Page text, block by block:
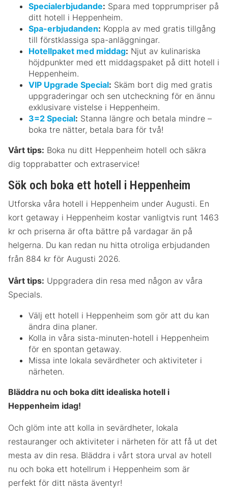
Specialerbjudande: Spara med topprumpriser på
ditt hotell i Heppenheim.
Spa-erbjudanden: Koppla av med gratis tillgång
till förstklassiga spa-anläggningar.
Hotellpaket med middag: Njut av kulinariska
höjdpunkter med ett middagspaket på ditt hotell i
Heppenheim.
VIP Upgrade Special: Skäm bort dig med gratis
uppgraderingar och sen utcheckning för en ännu
exklusivare vistelse i Heppenheim.
3=2 Special: Stanna längre och betala mindre –
boka tre nätter, betala bara för två!
Vårt tips: Boka nu ditt Heppenheim hotell och säkra
dig topprabatter och extraservice!
Sök och boka ett hotell i Heppenheim
Utforska våra hotell i Heppenheim under Augusti. En
kort getaway i Heppenheim kostar vanligtvis runt 1463
kr och priserna är ofta bättre på vardagar än på
helgerna. Du kan redan nu hitta otroliga erbjudanden
från 884 kr för Augusti 2026.
Vårt tips: Uppgradera din resa med någon av våra
Specials.
Välj ett hotell i Heppenheim som gör att du kan
ändra dina planer.
Kolla in våra sista-minuten-hotell i Heppenheim
för en spontan getaway.
Missa inte lokala sevärdheter och aktiviteter i
närheten.
Bläddra nu och boka ditt idealiska hotell i
Heppenheim idag!
Och glöm inte att kolla in sevärdheter, lokala
restauranger och aktiviteter i närheten för att få ut det
mesta av din resa. Bläddra i vårt stora urval av hotell
nu och boka ett hotellrum i Heppenheim som är
perfekt för ditt nästa äventyr!